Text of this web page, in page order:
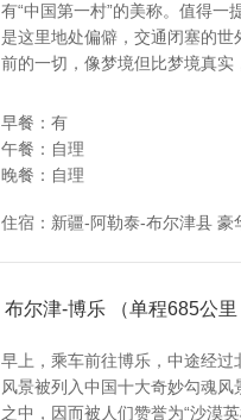
有“中国第一村”的美称。值得
是这里地处偏僻，交通闭塞的
前的一切，像梦境但比梦境真实
早餐：有
午餐：自理
晚餐：自理
住宿：新疆-阿勒泰-布尔津县 豪
布尔津-博乐 （单程685公里
早上，乘车前往博乐，中途经
风景被列入中国十大奇妙勾魂
之中，因而被人们赞誉为“沙漠